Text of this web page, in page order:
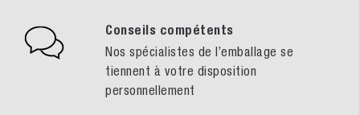
Conseils compétents
Nos spécialistes de l’emballage se
tiennent à votre disposition
personnellement